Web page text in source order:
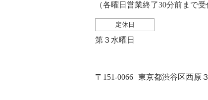
（各曜日営業終了30分前まで
定休日
第３水曜日
〒151-0066 東京都渋谷区西原